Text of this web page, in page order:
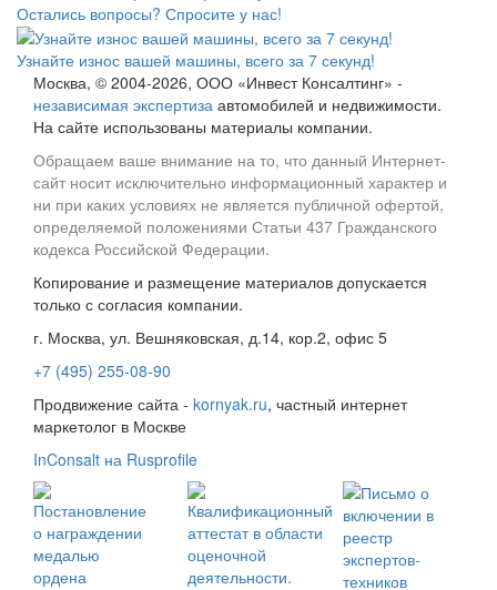
Остались вопросы? Спросите у нас!
Узнайте износ вашей машины, всего за 7 секунд!
Москва, © 2004-2026, ООО «Инвест Консалтинг» -
независимая экспертиза автомобилей и недвижимости.
На сайте использованы материалы компании.
Обращаем ваше внимание на то, что данный Интернет-
сайт носит исключительно информационный характер и
ни при каких условиях не является публичной офертой,
определяемой положениями Статьи 437 Гражданского
кодекса Российской Федерации.
Копирование и размещение материалов допускается
только с согласия компании.
г. Москва, ул. Вешняковская, д.14, кор.2, офис 5
+7 (495) 255-08-90
Продвижение сайта - kornyak.ru, частный интернет
маркетолог в Москве
InConsalt на Rusprofile